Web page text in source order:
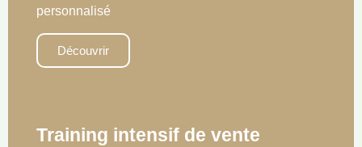
personnalisé
Découvrir
Training intensif de vente